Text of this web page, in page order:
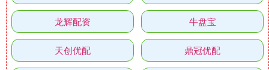
龙辉配资 牛盘宝
天创优配 鼎冠优配